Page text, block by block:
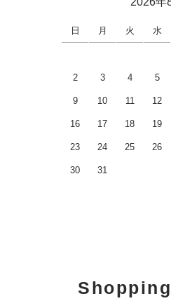
日 月 火 水
2 3 4 5
9 10 11 12
16 17 18 19
23 24 25 26
30 31